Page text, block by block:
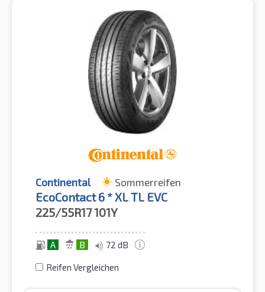
Continental Sommerreifen
EcoContact 6 * XL TL EVC
225/55R17101Y
A B 72 dB
Reifen Vergleichen